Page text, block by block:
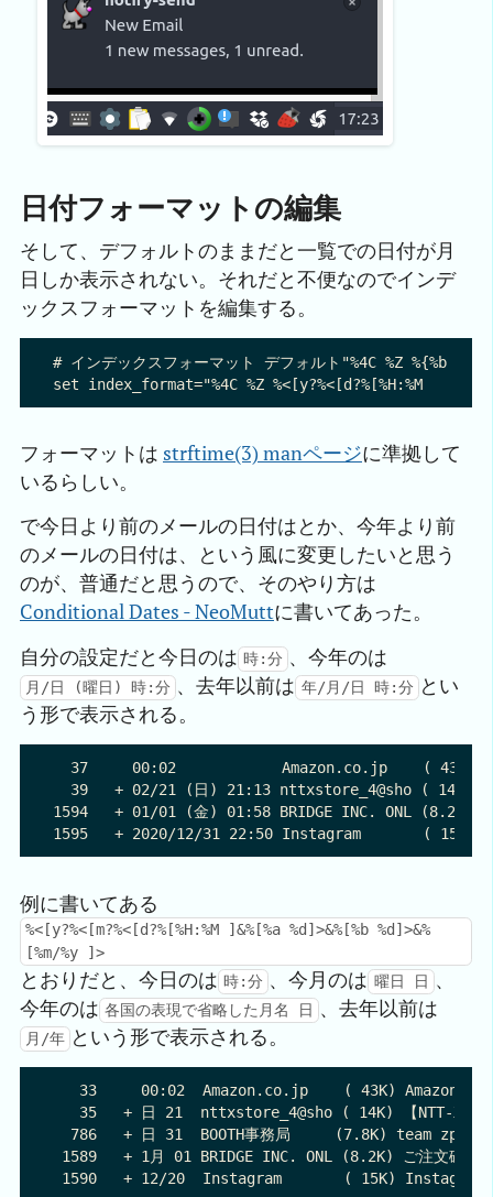
日付フォーマットの編集
そして、デフォルトのままだと一覧での日付が月
日しか表示されない。それだと不便なのでインデ
ックスフォーマットを編集する。
# インデックスフォーマット デフォルト"%4C %Z %{%b
フォーマットは strftime(3) manページに準拠して
いるらしい。
で今日より前のメールの日付はとか、今年より前
のメールの日付は、という風に変更したいと思う
のが、普通だと思うので、そのやり方は
Conditional Dates - NeoMuttに書いてあった。
自分の設定だと今日のは 時:分 、今年のは
月/日 (曜日) 時:分 、去年以前は 年/月/日 時:分 とい
う形で表示される。
37     00:02            Amazon.co.jp    ( 43K)
39   + 02/21 (日) 21:13 nttxstore_4@sho ( 14K) 【
1594   + 01/01 (金) 01:58 BRIDGE INC. ONL (8.2K) ご
例に書いてある
%<[y?%<[m?%<[d?%[%H:%M ]&%[%a %d]>&%[%b %d]>&%
[%m/%y ]>
とおりだと、今日のは 時:分 、今月のは 曜日 日 、
今年のは 各国の表現で省略した月名 日 、去年以前は
月/年 という形で表示される。
33     00:02  Amazon.co.jp    ( 43K)
35   + 日 21  nttxstore_4@sho ( 14K) 【NTT-X
786   + 日 31  BOOTH事務局     (7.8K) team zpnか
1589   + 1月 01 BRIDGE INC. ONL (8.2K) ご注文確認